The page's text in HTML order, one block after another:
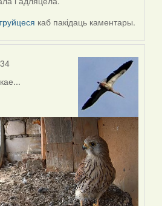
каб пакідаць каментары.